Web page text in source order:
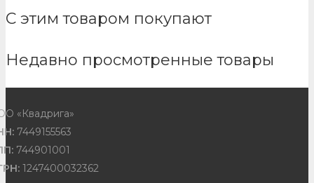
С этим товаром покупают
Недавно просмотренные товары
«Квадрига»
7449155563
744901001
1247400032362